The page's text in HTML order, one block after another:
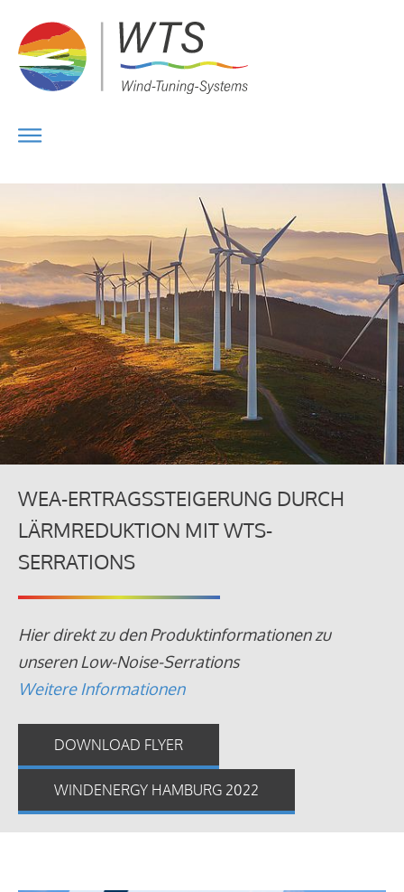
WEA-ERTRAGSSTEIGERUNG DURCH
LÄRMREDUKTION MIT WTS-
SERRATIONS
Hier direkt zu den Produktinformationen zu
unseren Low-Noise-Serrations
Weitere Informationen
DOWNLOAD FLYER
WINDENERGY HAMBURG 2022